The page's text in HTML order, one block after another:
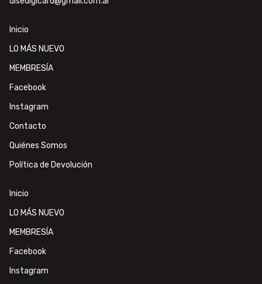
Inicio
LO MÁS NUEVO
MEMBRESÍA
Facebook
Instagram
Contacto
Quiénes Somos
Política de Devolución
Inicio
LO MÁS NUEVO
MEMBRESÍA
Facebook
Instagram